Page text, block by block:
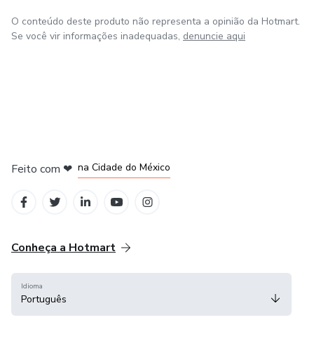
O conteúdo deste produto não representa a opinião da Hotmart.
Se você vir informações inadequadas, denuncie aqui
Feito com ❤ na Cidade do México
Conheça a Hotmart
Idioma
Português